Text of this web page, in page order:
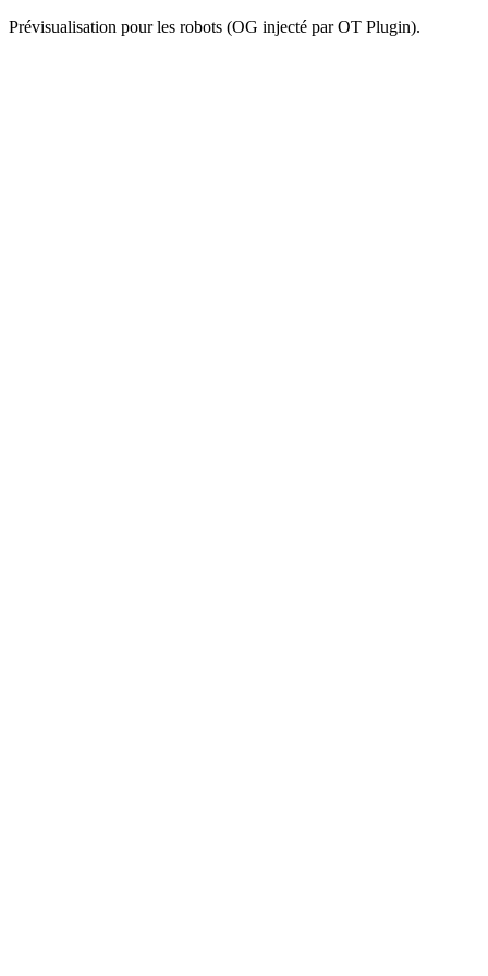
Prévisualisation pour les robots (OG injecté par OT Plugin).